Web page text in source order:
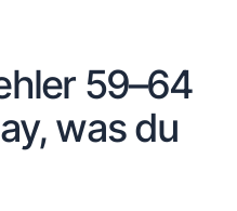
59–64
was du